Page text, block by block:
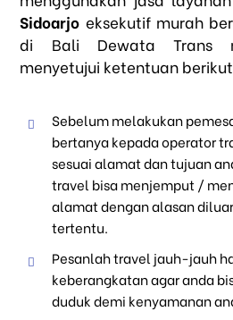
Sidoarjo eksekutif murah
di Bali Dewata Trans
menyetujui ketentuan
Sebelum melakukan
bertanya kepada operator
sesuai alamat dan tujuan
travel bisa menjemput /
alamat dengan alasan
tertentu.
Pesanlah travel jauh-jauh
keberangkatan agar anda
duduk demi kenyamanan